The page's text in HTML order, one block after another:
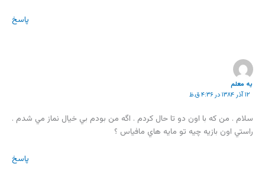
پاسخ
یه معلم
۱۲ آذر ۱۳۸۴ در ۴:۳۶ ق.ظ
سلام . من که با اون دو تا حال کردم . اگه من بودم بي خيال نماز مي شدم .
راستي اون بازيه چيه تو مايه هاي مافياس ؟
پاسخ